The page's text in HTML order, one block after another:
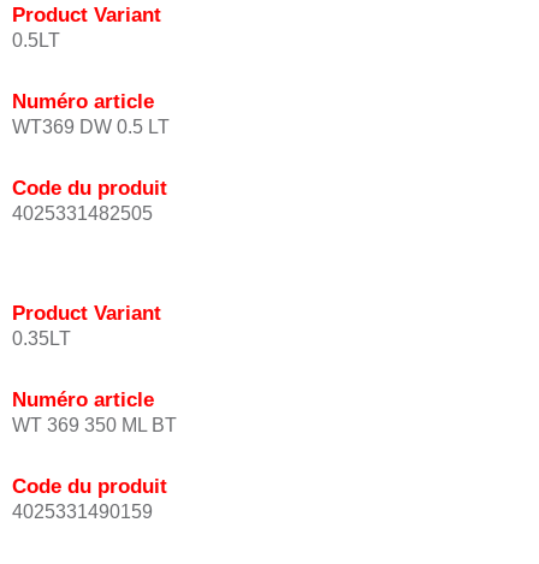
Product Variant
0.5LT
Numéro article
WT369 DW 0.5 LT
Code du produit
4025331482505
Product Variant
0.35LT
Numéro article
WT 369 350 ML BT
Code du produit
4025331490159